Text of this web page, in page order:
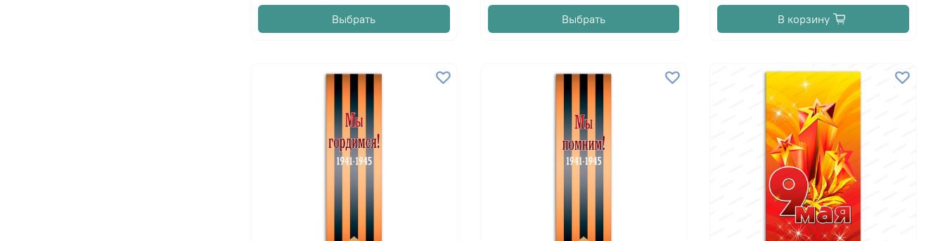
Выбрать Выбрать В корзину